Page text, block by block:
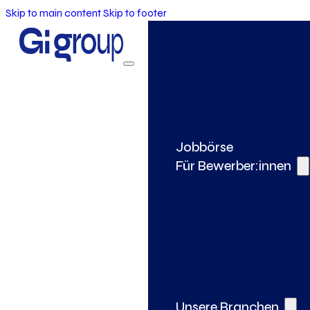
Skip to main contentSkip to footer
Jobbörse
Für Bewerber:innen